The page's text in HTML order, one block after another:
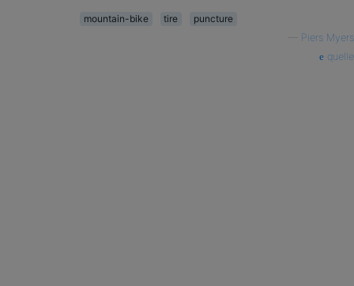
mountain-bike tire
puncture
Piers Myers
quelle